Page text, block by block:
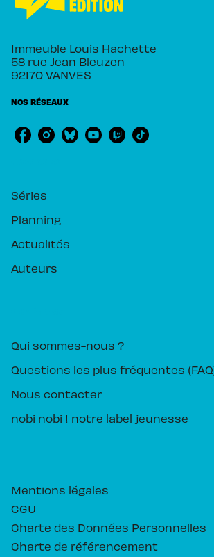
Immeuble Louis Hachette
58 rue Jean Bleuzen
92170 VANVES
NOS RÉSEAUX
Séries
Planning
Actualités
Auteurs
Qui sommes-nous ?
Questions les plus fréquentes
Nous contacter
nobi nobi ! notre label jeunesse
Mentions légales
CGU
Charte des Données Personnelles
Charte de référencement